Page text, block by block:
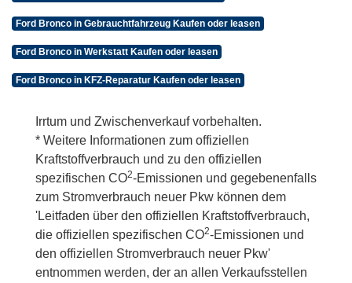
Ford Bronco in Gebrauchtfahrzeug Kaufen oder leasen
Ford Bronco in Werkstatt Kaufen oder leasen
Ford Bronco in KFZ-Reparatur Kaufen oder leasen
Irrtum und Zwischenverkauf vorbehalten.
* Weitere Informationen zum offiziellen
Kraftstoffverbrauch und zu den offiziellen
spezifischen CO2-Emissionen und gegebenenfalls
zum Stromverbrauch neuer Pkw können dem
'Leitfaden über den offiziellen Kraftstoffverbrauch,
die offiziellen spezifischen CO2-Emissionen und
den offiziellen Stromverbrauch neuer Pkw'
entnommen werden, der an allen Verkaufsstellen